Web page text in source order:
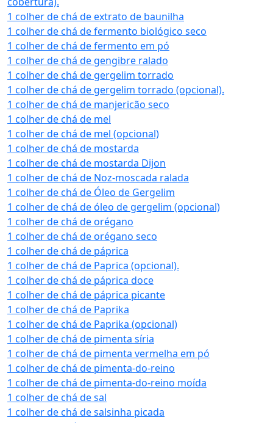
1 colher de chá de extrato de baunilha
1 colher de chá de fermento biológico seco
1 colher de chá de fermento em pó
1 colher de chá de gengibre ralado
1 colher de chá de gergelim torrado
1 colher de chá de gergelim torrado (opcional).
1 colher de chá de manjericão seco
1 colher de chá de mel
1 colher de chá de mel (opcional)
1 colher de chá de mostarda
1 colher de chá de mostarda Dijon
1 colher de chá de Noz-moscada ralada
1 colher de chá de Óleo de Gergelim
1 colher de chá de óleo de gergelim (opcional)
1 colher de chá de orégano
1 colher de chá de orégano seco
1 colher de chá de páprica
1 colher de chá de Paprica (opcional).
1 colher de chá de páprica doce
1 colher de chá de páprica picante
1 colher de chá de Paprika
1 colher de chá de Paprika (opcional)
1 colher de chá de pimenta síria
1 colher de chá de pimenta vermelha em pó
1 colher de chá de pimenta-do-reino
1 colher de chá de pimenta-do-reino moída
1 colher de chá de sal
1 colher de chá de salsinha picada